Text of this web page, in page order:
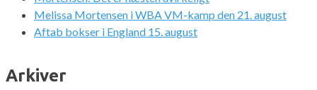
Melissa Mortensen i WBA VM-kamp den 21. august
Aftab bokser i England 15. august
Arkiver